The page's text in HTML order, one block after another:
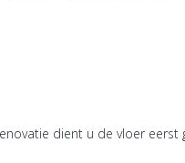
dient u de vloer